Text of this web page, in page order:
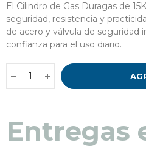
El Cilindro de Gas Duragas de
seguridad, resistencia y
de acero y válvula de seguridad
confianza para el uso diario.
Entregas